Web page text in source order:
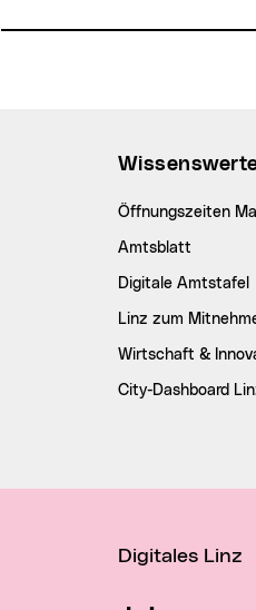
Öffnungszeiten
Amtsblatt
Digitale Amtstafel
Linz zum
Wirtschaft &
City-Dashboard
Digitales Linz